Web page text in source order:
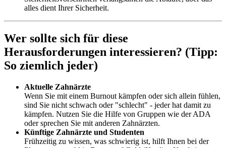
alles dient Ihrer Sicherheit.
Wer sollte sich für diese
Herausforderungen interessieren? (Tipp:
So ziemlich jeder)
Aktuelle Zahnärzte
Wenn Sie mit einem Burnout kämpfen oder sich allein fühlen,
sind Sie nicht schwach oder "schlecht" - jeder hat damit zu
kämpfen. Nutzen Sie die Hilfe von Gruppen wie der ADA
oder sprechen Sie mit anderen Zahnärzten.
Künftige Zahnärzte und Studenten
Frühzeitig zu wissen, was schwierig ist, hilft Ihnen bei der